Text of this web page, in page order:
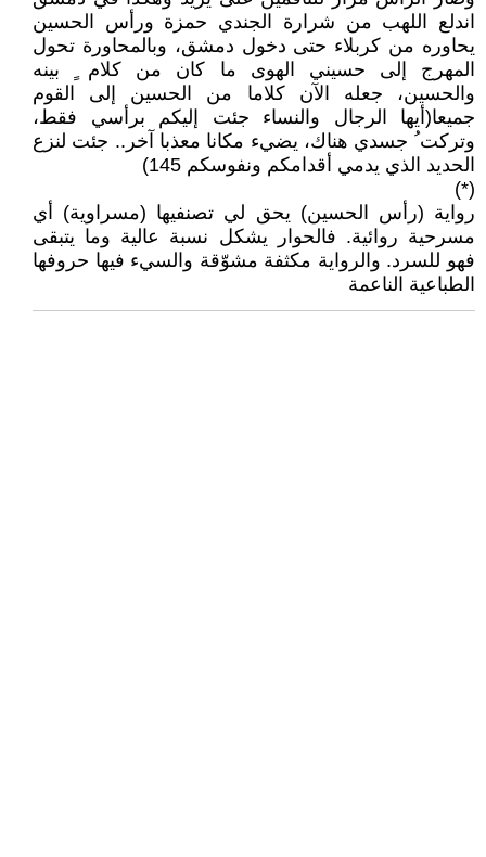
اندلع اللهب من شرارة الجندي حمزة ورأس الحسين
يحاوره من كربلاء حتى دخول دمشق، وبالمحاورة تحول
المهرج إلى حسيني الهوى ما كان من كلام ٍ بينه
والحسين، جعله الآن كلاما من الحسين إلى القوم
جميعا(أيها الرجال والنساء جئت إليكم برأسي فقط،
وتركت ُ جسدي هناك، يضيء مكانا معذبا آخر.. جئت لنزع
الحديد الذي يدمي أقدامكم ونفوسكم 145)
(*)
رواية (رأس الحسين) يحق لي تصنفيها (مسراوية) أي
مسرحية روائية. فالحوار يشكل نسبة عالية وما يتبقى
فهو للسرد. والرواية مكثفة مشوّقة والسيء فيها حروفها
الطباعية الناعمة